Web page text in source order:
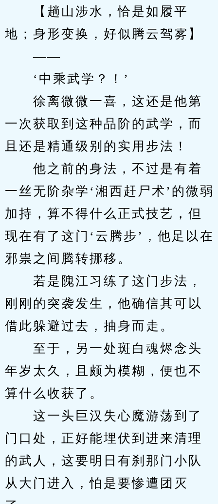
【趟山涉水，恰是如履平
地；身形变换，好似腾云驾雾】
——
‘中乘武学？！’
徐离微微一喜，这还是他第
一次获取到这种品阶的武学，而
且还是精通级别的实用步法！
他之前的身法，不过是有着
一丝无阶杂学‘湘西赶尸术’的微弱
加持，算不得什么正式技艺，但
现在有了这门‘云腾步’，他足以在
邪祟之间腾转挪移。
若是隗江习练了这门步法，
刚刚的突袭发生，他确信其可以
借此躲避过去，抽身而走。
至于，另一处斑白魂烬念头
年岁太久，且颇为模糊，便也不
算什么收获了。
这一头巨汉失心魔游荡到了
门口处，正好能埋伏到进来清理
的武人，这要明日有刹那门小队
从大门进入，怕是要惨遭团灭